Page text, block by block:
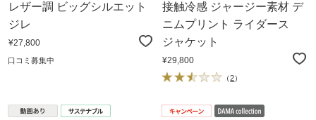
レザー調 ビッグシルエット
ジレ
¥27,800
口コミ募集中
接触冷感 ジャージー素材 デ
ニムプリント ライダース
ジャケット
¥29,800
（2）